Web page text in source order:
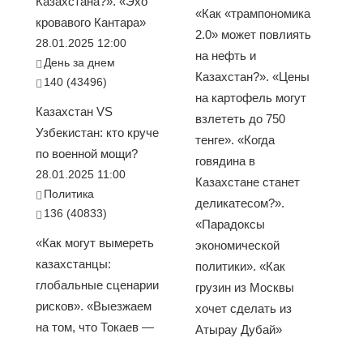
кровавого Кантара»
28.01.2025 12:00
День за днем
140 (43496)
Казахстан VS
Узбекистан: кто круче
по военной мощи?
28.01.2025 11:00
Политика
136 (40833)
«Как могут вымереть
казахстанцы:
глобальные сценарии
рисков». «Выезжаем
на том, что Токаев —
«Как «трампономика
2.0» может повлиять
на нефть и
Казахстан?». «Цены
на картофель могут
взлететь до 750
тенге». «Когда
говядина в
Казахстане станет
деликатесом?».
«Парадоксы
экономической
политики». «Как
грузин из Москвы
хочет сделать из
Атырау Дубай»